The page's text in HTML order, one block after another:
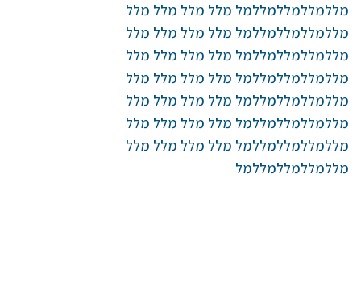
מללמללמללמללמל מלל מלל מלל מלל
מללמללמללמללמל מלל מלל מלל מלל
מללמללמללמללמל מלל מלל מלל מלל
מללמללמללמללמל מלל מלל מלל מלל
מללמללמללמללמל מלל מלל מלל מלל
מללמללמללמללמל מלל מלל מלל מלל
מללמללמללמללמל מלל מלל מלל מלל
מללמללמללמללמל